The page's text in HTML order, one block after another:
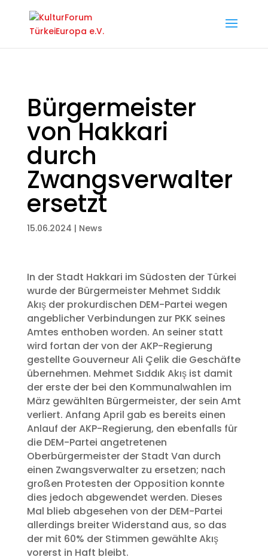
Bürgermeister
von Hakkari
durch
Zwangsverwalter
ersetzt
15.06.2024 | News
In der Stadt Hakkari im Südosten der Türkei
wurde der Bürgermeister Mehmet Sıddık
Akış der prokurdischen DEM-Partei wegen
angeblicher Verbindungen zur PKK seines
Amtes enthoben worden. An seiner statt
wird fortan der von der AKP-Regierung
gestellte Gouverneur Ali Çelik die Geschäfte
übernehmen. Mehmet Sıddık Akış ist damit
der erste der bei den Kommunalwahlen im
März gewählten Bürgermeister, der sein Amt
verliert. Anfang April gab es bereits einen
Anlauf der AKP-Regierung, den ebenfalls für
die DEM-Partei angetretenen
Oberbürgermeister der Stadt Van durch
einen Zwangsverwalter zu ersetzen; nach
großen Protesten der Opposition konnte
dies jedoch abgewendet werden. Dieses
Mal blieb abgesehen von der DEM-Partei
allerdings breiter Widerstand aus, so das
der mit 60% der Stimmen gewählte Akış
vorerst in Haft bleibt.